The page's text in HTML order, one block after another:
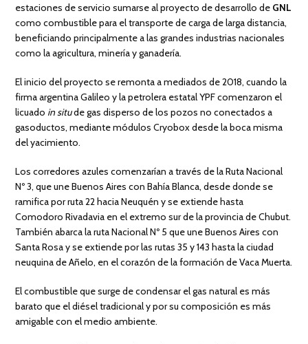
estaciones de servicio sumarse al proyecto de desarrollo de GNL
como combustible para el transporte de carga de larga distancia,
beneficiando principalmente a las grandes industrias nacionales
como la agricultura, minería y ganadería.
El inicio del proyecto se remonta a mediados de 2018, cuando la
firma argentina Galileo y la petrolera estatal YPF comenzaron el
licuado in situde gas disperso de los pozos no conectados a
gasoductos, mediante módulos Cryobox desde la boca misma
del yacimiento.
Los corredores azules comenzarían a través de la Ruta Nacional
Nº 3, que une Buenos Aires con Bahía Blanca, desde donde se
ramifica por ruta 22 hacia Neuquén y se extiende hasta
Comodoro Rivadavia en el extremo sur de la provincia de Chubut.
También abarca la ruta Nacional Nº 5 que une Buenos Aires con
Santa Rosa y se extiende por las rutas 35 y 143 hasta la ciudad
neuquina de Añelo, en el corazón de la formación de Vaca Muerta.
El combustible que surge de condensar el gas natural es más
barato que el diésel tradicional y por su composición es más
amigable con el medio ambiente.